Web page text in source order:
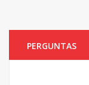
PERGUNTAS